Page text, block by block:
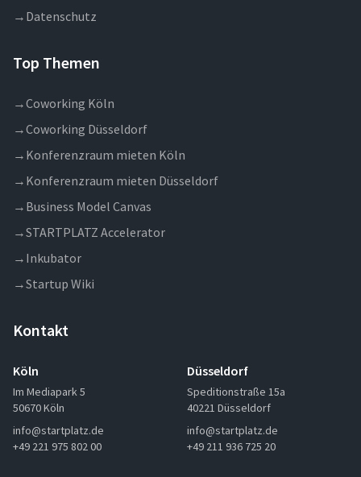
→ Datenschutz
Top Themen
→Coworking Köln
→Coworking Düsseldorf
→ Konferenzraum mieten Köln
→ Konferenzraum mieten Düsseldorf
→ Business Model Canvas
→STARTPLATZ Accelerator
→ Inkubator
→Startup Wiki
Kontakt
Köln
Im Mediapark 5
50670 Köln
info@startplatz.de
+49 221 975 802 00
Düsseldorf
Speditionstraße 15a
40221 Düsseldorf
info@startplatz.de
+49 211 936 725 20